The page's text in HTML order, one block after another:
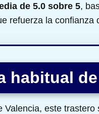
de 5.0 sobre 5,
refuerza la confianza
habitual
Valencia, este